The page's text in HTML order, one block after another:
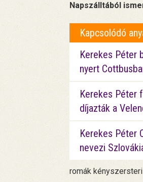
Napszálltából
Kapcsolódó
Kerekes Péter
nyert
Kerekes Péter
díjazták a
Kerekes Péter
nevezi
romák